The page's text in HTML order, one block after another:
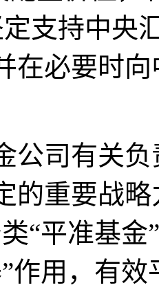
支持中央
在必要时
司有关负
的重要战
“平准基
作用，有